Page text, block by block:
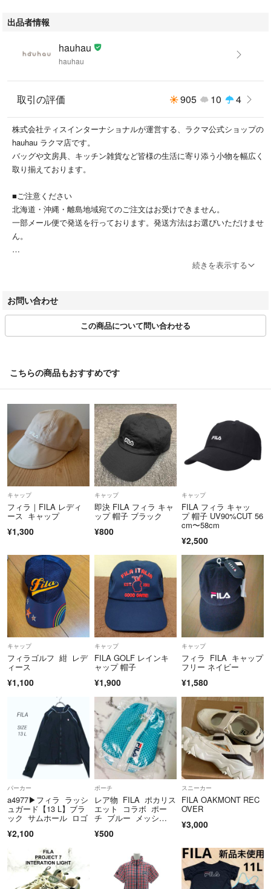
■生産国
■ご注意
※表記サイズより、多少の誤差があることがございます。
※商品の画像はできる限り実物に近づけるよう配慮しておりますが、お使
いのモニターやご覧になる環境によりましてはカラーの見え方に差が出る
場合がございます。ご了承くださいませ。
※メール便発送の場合タグを切ってパッケージから出して発送する場合が
あります。ご了承くださいませ。
■関連キーワード
20代 30代 40代 50代 60代 70代 80代 通勤 息子 孫 男性 男子 男の子 ボー
イズ メンズ boy 父 おとうさん パパ シニア おじいちゃん お爺ちゃん 祖
父 じいじ バースデー 誕生日 プレゼント プチ ミニ ギフト お祝い お返
し 父の日 おしゃれ オシャレ お洒落 シンプル かっこいい カッコいい カ
感 涼しい ひんやり 通気性 洗濯 洗える 軽量 軽い サイズ調節 日除け 熱中
症 紫外線対策 キャップ 帽子 黒 白 紺 グレー ネイビー スポーツ ゴル
フ ランニング アウトドア フェス 春夏 定番 CCT ライトメッシュキャッ
プ ぼうし 濡らすだけ 蒸れにくい 軽い 暑さ対策 57 58 59cm キャンプ 登
出品者情報
hauhau
hauhau
取引の評価 905 10 4
株式会社ティスインターナショナルが運営する、ラクマ公式ショップの
hauhau ラクマ店です。
バッグや文房具、キッチン雑貨など皆様の生活に寄り添う小物を幅広く
取り揃えております。
■ご注意ください
北海道・沖縄・離島地域宛てのご注文はお受けできません。
一部メール便で発送を行っております。発送方法はお選びいただけませ
ん。
■商品ページに「セット」などの表記がない限り、単品での販売になり
■営業時間
平日：11:00～12:30、13:30～17:00
===========================
▼適格請求書発行事業者登録番号
T1120001084839
===========================
▼特商法
https://fril.jp/ts/official/law/kit/
▼返品特約
https://fril.jp/ts/official/law/kit/#return_policy
続きを表示する
お問い合わせ
この商品について問い合わせる
こちらの商品もおすすめです
キャップ
フィラ｜FILA レディ
ース キャップ
¥1,300
キャップ
即決 FILA フィラ キャ
ップ 帽子 ブラック
¥800
キャップ
FILA フィラ キャッ
プ 帽子 UV90%CUT 56
cm〜58cm
¥2,500
キャップ
フィラゴルフ 紺 レデ
ィース
¥1,100
キャップ
FILA GOLF レインキ
ャップ 帽子
¥1,900
キャップ
フィラ FILA キャップ
フリー ネイビー
¥1,580
パーカー
a4977▶​フィラ ラッシ
ュガード【13 L】ブラ
ック サムホール ロゴ
¥2,100
ポーチ
レア物 FILA ポカリス
エット コラボ ポー
チ ブルー メッシ
¥500
スニーカー
FILA OAKMONT REC
OVER
¥3,000